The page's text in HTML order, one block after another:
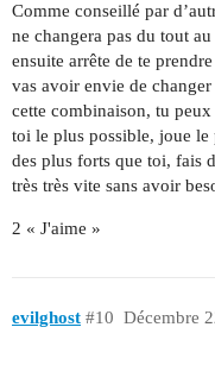
Comme conseillé par
ne changera pas du tout
ensuite arrête de te
vas avoir envie de
cette combinaison, tu
toi le plus possible, joue le
des plus forts que toi, fais
très très vite sans avoir
2 « J'aime »
evilghost Décembre
#10